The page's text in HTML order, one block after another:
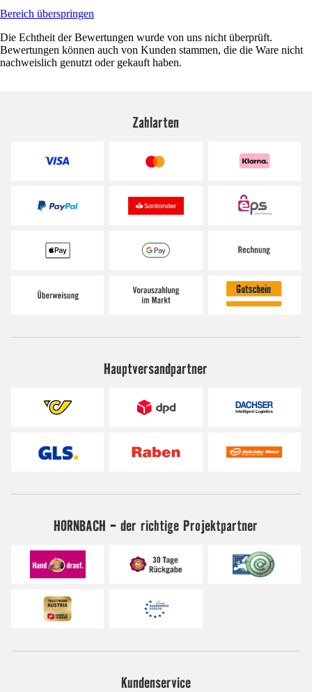
Bereich überspringen
Die Echtheit der Bewertungen wurde von uns nicht überprüft.
Bewertungen können auch von Kunden stammen, die die Ware nicht
nachweislich genutzt oder gekauft haben.
Zahlarten
Hauptversandpartner
HORNBACH - der richtige Projektpartner
Kundenservice